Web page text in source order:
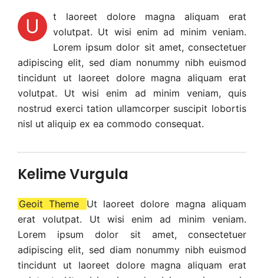
U
t laoreet dolore magna aliquam erat
volutpat. Ut wisi enim ad minim veniam.
Lorem ipsum dolor sit amet, consectetuer
adipiscing elit, sed diam nonummy nibh euismod
tincidunt ut laoreet dolore magna aliquam erat
volutpat. Ut wisi enim ad minim veniam, quis
nostrud exerci tation ullamcorper suscipit lobortis
nisl ut aliquip ex ea commodo consequat.
Kelime Vurgula
Geoit Theme
Ut laoreet dolore magna aliquam
erat volutpat. Ut wisi enim ad minim veniam.
Lorem ipsum dolor sit amet, consectetuer
adipiscing elit, sed diam nonummy nibh euismod
tincidunt ut laoreet dolore magna aliquam erat